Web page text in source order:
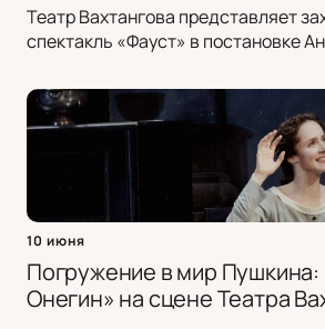
Театр Вахтангова представляет
спектакль «Фауст» в постановке
10 июня
Погружение в мир Пушкина:
Онегин» на сцене Театра